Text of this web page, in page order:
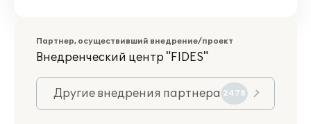
Партнер, осуществивший внедрение/проект
Внедренческий центр "FIDES"
Другие внедрения партнера 2478